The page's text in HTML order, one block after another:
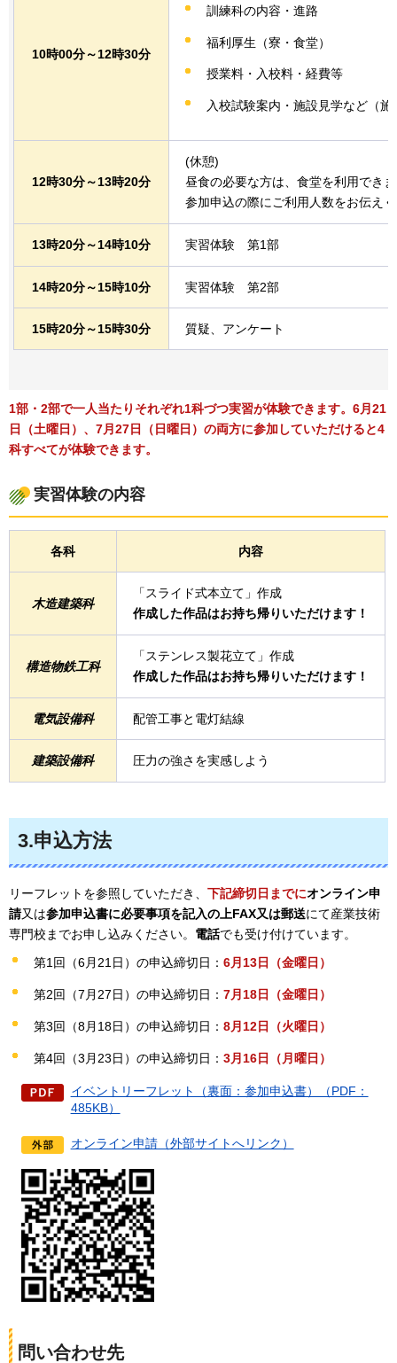
10時00分～12時30分
訓練科の内容・進路
福利厚生（寮・食堂）
授業料・入校料・経費等
入校試験案内・施設見学など（
12時30分～13時20分
(休憩)
昼食の必要な方は、食堂を利用でき
参加申込の際にご利用人数をお伝え
13時20分～14時10分 実習体験 第1部
14時20分～15時10分 実習体験 第2部
15時20分～15時30分 質疑、アンケート
1部・2部で一人当たりそれぞれ1科づつ実習が体験できます。6月21
日（土曜日）、7月27日（日曜日）の両方に参加していただけると4
科すべてが体験できます。
実習体験の内容
各科 内容
木造建築科
「スライド式本立て」作成
作成した作品はお持ち帰りいただけます！
構造物鉄工科
「ステンレス製花立て」作成
作成した作品はお持ち帰りいただけます！
電気設備科 配管工事と電灯結線
建築設備科 圧力の強さを実感しよう
3.申込方法
リーフレットを参照していただき、 下記締切日までにオンライン申
請又は参加申込書に必要事項を記入の上FAX又は郵送にて産業技術
専門校までお申し込みください。 電話でも受け付けています。
第1回（6月21日）の申込締切日： 6月13日（金曜日）
第2回（7月27日）の申込締切日： 7月18日（金曜日）
第3回（8月18日）の申込締切日： 8月12日（火曜日）
第4回（3月23日）の申込締切日： 3月16日（月曜日）
イベントリーフレット（裏面：参加申込書）（PDF：
485KB）
オンライン申請（外部サイトへリンク）
問い合わせ先